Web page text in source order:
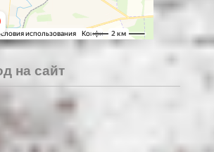
на сайт